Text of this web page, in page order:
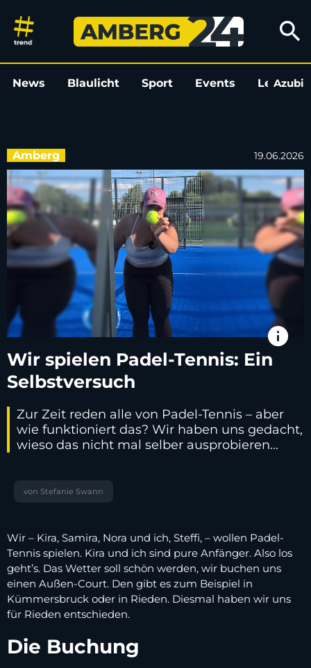
Wir spielen Padel-Tennis: Ein
search
News Blaulicht Sport Events LeoAzubi
Amberg 19.06.2026
info
Wir spielen Padel-Tennis: Ein
Selbstversuch
Zur Zeit reden alle von Padel-Tennis – aber
wie funktioniert das? Wir haben uns gedacht,
wieso das nicht mal selber ausprobieren...
von Stefanie Swann
Wir – Kira, Samira, Nora und ich, Steffi, – wollen Padel-
Tennis spielen. Kira und ich sind pure Anfänger. Also los
geht’s. Das Wetter soll schön werden, wir buchen uns
einen Außen-Court. Den gibt es zum Beispiel in
Kümmersbruck oder in Rieden. Diesmal haben wir uns
für Rieden entschieden.
Die Buchung